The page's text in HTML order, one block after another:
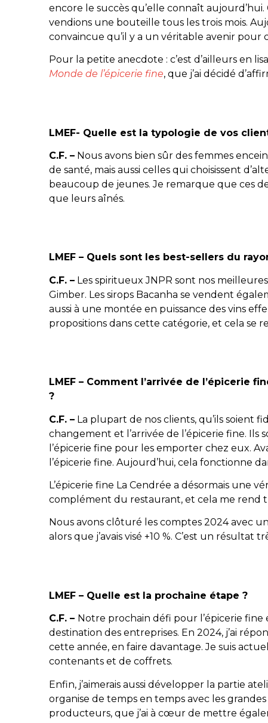
encore le succès qu’elle connaît
vendions une bouteille tous les trois mois.
convaincue qu’il y a un véritable avenir pour
Pour la petite anecdote : c’est d’ailleurs en
Monde de l’épicerie fine, que j’ai décidé
LMEF- Quelle est la typologie de vos
C.F. – Nous avons bien sûr des femmes
de santé, mais aussi celles qui choisissent
beaucoup de jeunes. Je remarque que ces
que leurs aînés.
LMEF – Quels sont les best-sellers du
C.F. – Les spiritueux JNPR sont nos
Gimber. Les sirops Bacanha se vendent
aussi à une montée en puissance des vins
propositions dans cette catégorie, et cela se
LMEF – Comment l’arrivée de l’épicerie
?
C.F. – La plupart de nos clients, qu’ils soient
changement et l’arrivée de l’épicerie fine.
l’épicerie fine pour les emporter chez eux.
l’épicerie fine. Aujourd’hui, cela fonctionne
L’épicerie fine La Cendrée a désormais une
complément du restaurant, et cela me rend
Nous avons clôturé les comptes 2024 avec
alors que j’avais visé +10 %. C’est un résultat
LMEF – Quelle est la prochaine étape ?
C.F. – Notre prochain défi pour l’épicerie
destination des entreprises. En 2024, j’ai
cette année, en faire davantage. Je suis
contenants et de coffrets.
Enfin, j’aimerais aussi développer la partie
organise de temps en temps avec les
producteurs, que j’ai à cœur de mettre